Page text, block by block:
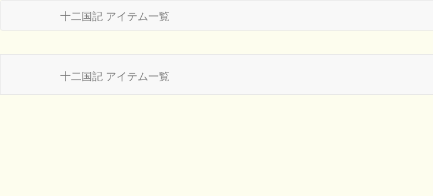
十二国記 アイテム一覧
十二国記 アイテム一覧